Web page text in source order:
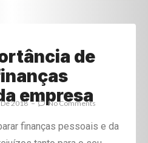
de
empresa
2018 No Comments
finanças pessoais e da